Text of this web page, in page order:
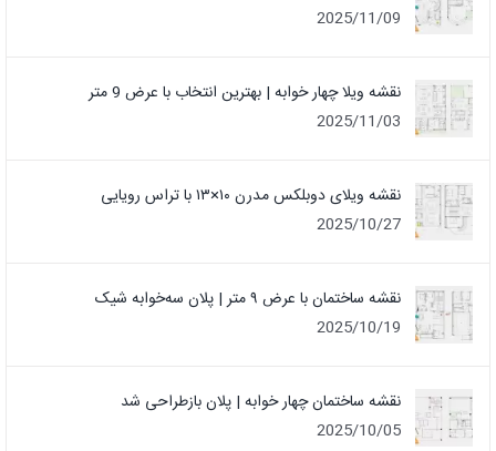
2025/11/09
نقشه ویلا چهار خوابه | بهترین انتخاب با عرض 9 متر
2025/11/03
نقشه ویلای دوبلکس مدرن ۱۰×۱۳ با تراس رویایی
2025/10/27
نقشه ساختمان با عرض ۹ متر | پلان سه‌خوابه شیک
2025/10/19
نقشه ساختمان چهار خوابه | پلان بازطراحی شد
2025/10/05